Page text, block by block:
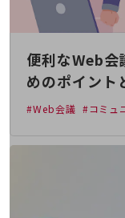
製造・建設業
小売業
キーワードで探す
モバイルTOP
おすすめの機種、料金や
製品
便利なWeb会
めのポイント
#Web会議 #コミュ